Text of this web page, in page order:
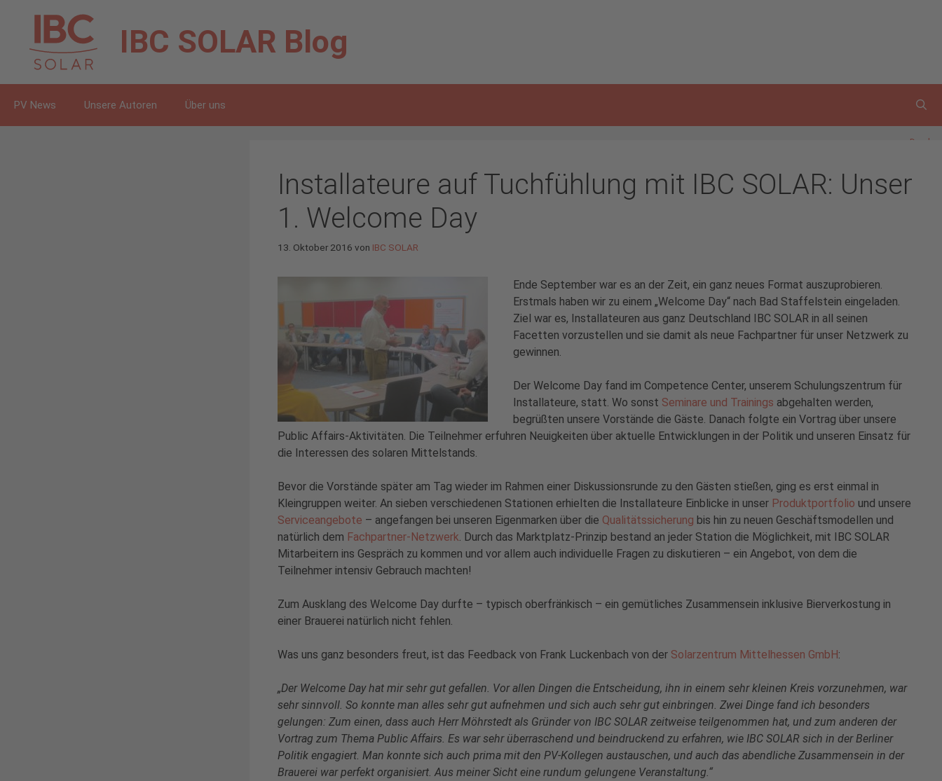
springen
IBC SOLAR Blog
PV News Unsere Autoren Über uns
Installateure auf Tuchfühlung mit IBC SOLAR: Unser
1. Welcome Day
13. Oktober 2016 von IBC SOLAR
Ende September war es an der Zeit, ein ganz neues Format auszuprobieren.
Erstmals haben wir zu einem „Welcome Day“ nach Bad Staffelstein eingeladen.
Ziel war es, Installateuren aus ganz Deutschland IBC SOLAR in all seinen
Facetten vorzustellen und sie damit als neue Fachpartner für unser Netzwerk zu
gewinnen.
Der Welcome Day fand im Competence Center, unserem Schulungszentrum für
Installateure, statt. Wo sonst Seminare und Trainings abgehalten werden,
begrüßten unsere Vorstände die Gäste. Danach folgte ein Vortrag über unsere
Public Affairs-Aktivitäten. Die Teilnehmer erfuhren Neuigkeiten über aktuelle Entwicklungen in der Politik und unseren Einsatz für
die Interessen des solaren Mittelstands.
Bevor die Vorstände später am Tag wieder im Rahmen einer Diskussionsrunde zu den Gästen stießen, ging es erst einmal in
Kleingruppen weiter. An sieben verschiedenen Stationen erhielten die Installateure Einblicke in unser Produktportfolio und unsere
Serviceangebote – angefangen bei unseren Eigenmarken über die Qualitätssicherung bis hin zu neuen Geschäftsmodellen und
natürlich dem Fachpartner-Netzwerk . Durch das Marktplatz-Prinzip bestand an jeder Station die Möglichkeit, mit IBC SOLAR
Mitarbeitern ins Gespräch zu kommen und vor allem auch individuelle Fragen zu diskutieren – ein Angebot, von dem die
Teilnehmer intensiv Gebrauch machten!
Zum Ausklang des Welcome Day durfte – typisch oberfränkisch – ein gemütliches Zusammensein inklusive Bierverkostung in
einer Brauerei natürlich nicht fehlen.
Was uns ganz besonders freut, ist das Feedback von Frank Luckenbach von der Solarzentrum Mittelhessen GmbH:
„Der Welcome Day hat mir sehr gut gefallen. Vor allen Dingen die Entscheidung, ihn in einem sehr kleinen Kreis vorzunehmen, war
sehr sinnvoll. So konnte man alles sehr gut aufnehmen und sich auch sehr gut einbringen. Zwei Dinge fand ich besonders
gelungen: Zum einen, dass auch Herr Möhrstedt als Gründer von IBC SOLAR zeitweise teilgenommen hat, und zum anderen der
Vortrag zum Thema Public Affairs. Es war sehr überraschend und beindruckend zu erfahren, wie IBC SOLAR sich in der Berliner
Politik engagiert. Man konnte sich auch prima mit den PV-Kollegen austauschen, und auch das abendliche Zusammensein in der
Brauerei war perfekt organisiert. Aus meiner Sicht eine rundum gelungene Veranstaltung.“
Drucken